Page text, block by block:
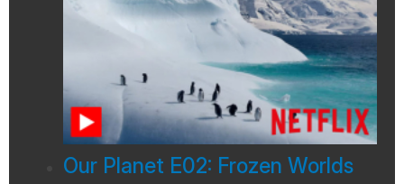
Our Planet E02: Frozen Worlds